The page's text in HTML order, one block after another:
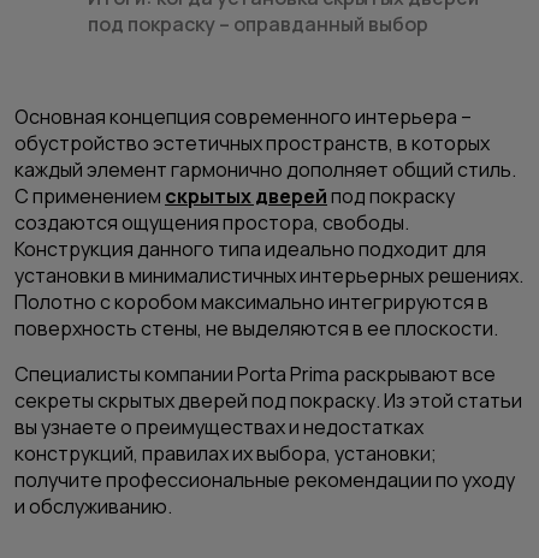
под покраску – оправданный выбор
Основная концепция современного интерьера –
обустройство эстетичных пространств, в которых
каждый элемент гармонично дополняет общий стиль.
С применением скрытых дверейпод покраску
создаются ощущения простора, свободы.
Конструкция данного типа идеально подходит для
установки в минималистичных интерьерных решениях.
Полотно с коробом максимально интегрируются в
поверхность стены, не выделяются в ее плоскости.
Специалистыкомпании Porta Prima раскрывают все
секреты скрытых дверей под покраску. Из этой статьи
вы узнаете о преимуществах и недостатках
конструкций, правилах их выбора, установки;
получите профессиональные рекомендации по уходу
и обслуживанию.